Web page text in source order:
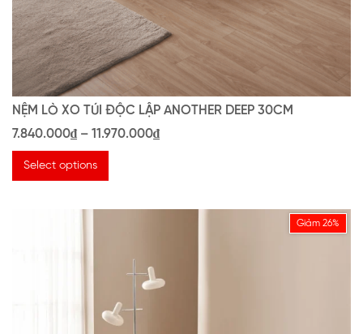
NỆM LÒ XO TÚI ĐỘC LẬP ANOTHER DEEP 30CM
7.840.000₫ – 11.970.000₫
Select options
Giảm 26%